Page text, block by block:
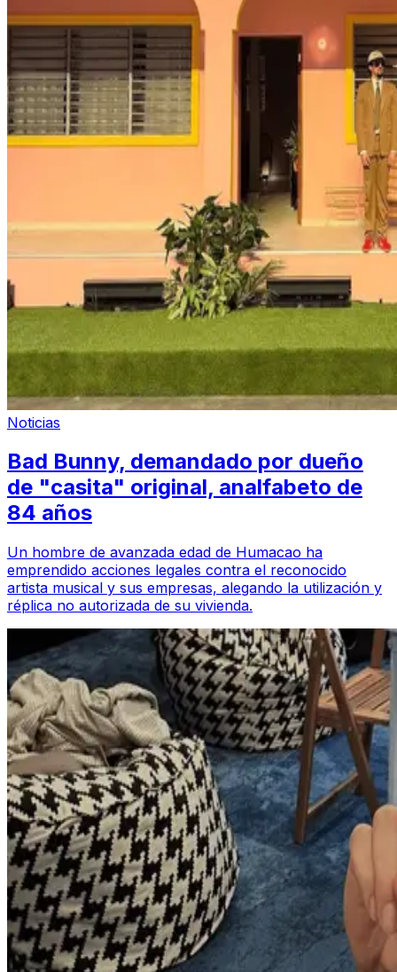
Noticias
Bad Bunny, demandado por dueño
de "casita" original, analfabeto de
84 años
Un hombre de avanzada edad de Humacao ha
emprendido acciones legales contra el reconocido
artista musical y sus empresas, alegando la utilización y
réplica no autorizada de su vivienda.